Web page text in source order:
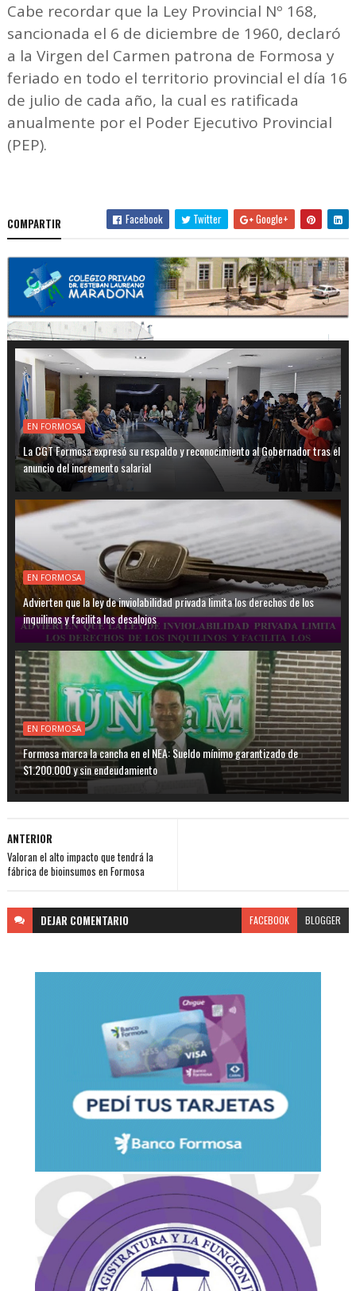
Cabe recordar que la Ley Provincial Nº 168,
sancionada el 6 de diciembre de 1960, declaró
a la Virgen del Carmen patrona de Formosa y
feriado en todo el territorio provincial el día 16
de julio de cada año, la cual es ratificada
anualmente por el Poder Ejecutivo Provincial
(PEP).
COMPARTIR Facebook Twitter Google+
EN FORMOSA
La CGT Formosa expresó su respaldo y reconocimiento al Gobernador tras el
anuncio del incremento salarial
EN FORMOSA
Advierten que la ley de inviolabilidad privada limita los derechos de los
inquilinos y facilita los desalojos
EN FORMOSA
Formosa marca la cancha en el NEA: Sueldo mínimo garantizado de
$1.200.000 y sin endeudamiento
ANTERIOR
Valoran el alto impacto que tendrá la
fábrica de bioinsumos en Formosa
DEJAR COMENTARIO FACEBOOK BLOGGER